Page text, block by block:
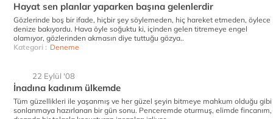
Hayat sen planlar yaparken başına gelenlerdir
Gözlerinde boş bir ifade, hiçbir şey söylemeden, hiç hareket etmeden, öylece
denize bakıyordu. Hava öyle soğuktu ki, içinden gelen titremeye engel
olamıyor, gözlerinden akmasın diye tuttuğu gözya..
Kategori : Deneme
22 Eylül '08
İnadına kadınım ülkemde
Tüm güzellikleri ile yaşanmış ve her güzel şeyin bitmeye mahkum olduğu gibi
sonlanmaya hazırlanan bir gün sonu. Penceremde oturmuş, elimde fincanım,